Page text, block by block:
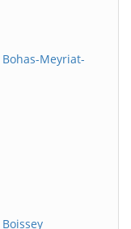
Meyriat-